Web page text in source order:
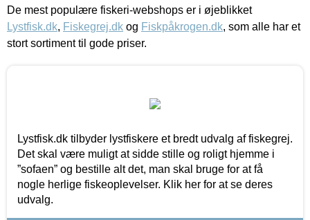
De mest populære fiskeri-webshops er i øjeblikket
Lystfisk.dk, Fiskegrej.dk og Fiskpåkrogen.dk, som alle har et
stort sortiment til gode priser.
Lystfisk.dk tilbyder lystfiskere et bredt udvalg af fiskegrej.
Det skal være muligt at sidde stille og roligt hjemme i
”sofaen” og bestille alt det, man skal bruge for at få
nogle herlige fiskeoplevelser. Klik her for at se deres
udvalg.